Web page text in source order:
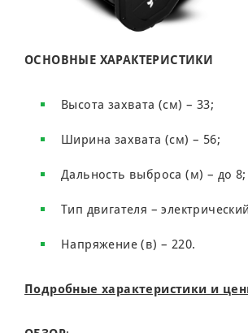
ОСНОВНЫЕ ХАРАКТЕРИСТИКИ
Высота захвата (см) – 33;
Ширина захвата (см) – 56;
Дальность выброса (м) – до 8;
Тип двигателя –
Напряжение (в) – 220.
Подробные характеристики и